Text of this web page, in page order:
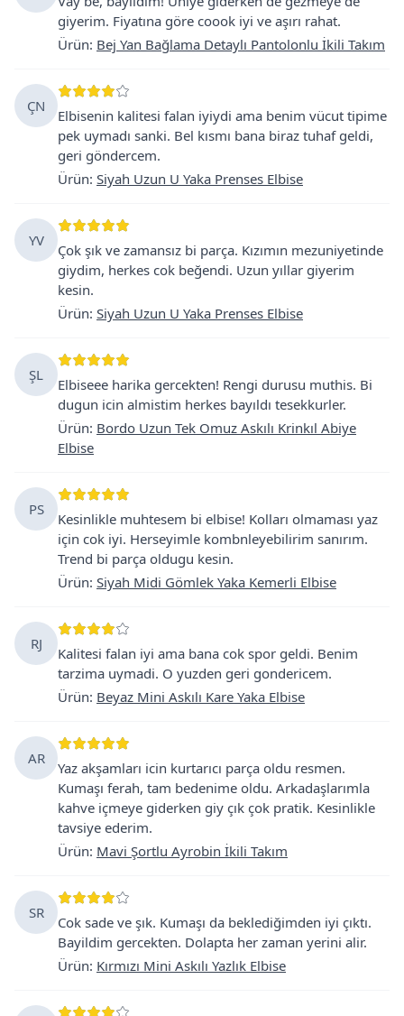
giyerim. Fiyatına göre coook iyi ve aşırı rahat.
Ürün: Bej Yan Bağlama Detaylı Pantolonlu İkili Takım
ÇN
Elbisenin kalitesi falan iyiydi ama benim vücut tipime
pek uymadı sanki. Bel kısmı bana biraz tuhaf geldi,
geri göndercem.
Ürün: Siyah Uzun U Yaka Prenses Elbise
YV
Çok şık ve zamansız bi parça. Kızımın mezuniyetinde
giydim, herkes cok beğendi. Uzun yıllar giyerim
kesin.
Ürün: Siyah Uzun U Yaka Prenses Elbise
ŞL
Elbiseee harika gercekten! Rengi durusu muthis. Bi
dugun icin almistim herkes bayıldı tesekkurler.
Ürün: Bordo Uzun Tek Omuz Askılı Krinkıl Abiye
Elbise
PS
Kesinlikle muhtesem bi elbise! Kolları olmaması yaz
için cok iyi. Herseyimle kombnleyebilirim sanırım.
Trend bi parça oldugu kesin.
Ürün: Siyah Midi Gömlek Yaka Kemerli Elbise
RJ
Kalitesi falan iyi ama bana cok spor geldi. Benim
tarzima uymadi. O yuzden geri gondericem.
Ürün: Beyaz Mini Askılı Kare Yaka Elbise
AR
Yaz akşamları icin kurtarıcı parça oldu resmen.
Kumaşı ferah, tam bedenime oldu. Arkadaşlarımla
kahve içmeye giderken giy çık çok pratik. Kesinlikle
tavsiye ederim.
Ürün: Mavi Şortlu Ayrobin İkili Takım
SR
Cok sade ve şık. Kumaşı da beklediğimden iyi çıktı.
Bayildim gercekten. Dolapta her zaman yerini alir.
Ürün: Kırmızı Mini Askılı Yazlık Elbise